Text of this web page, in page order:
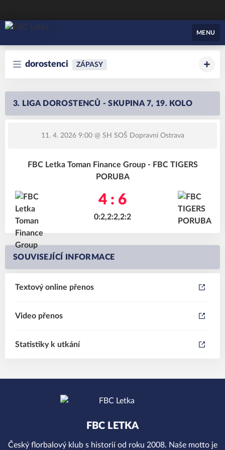
FBC Letka
MENU
dorostenci ZÁPASY
3. LIGA DOROSTENCŮ - SKUPINA 7, 19. KOLO
11. 4. 2026 9:00@ SH SOŠ Dopravní Ostrava
FBC Letka Toman Finance Group - FBC TIGERS
PORUBA
4 : 6
0:2,2:2,2:2
SOUVISEJÍCÍ INFORMACE
Textový online přenos
Video přenos
Statistiky k utkání
FBC LETKA
Český florbalový klub s historií od roku 2008. Naše motto je